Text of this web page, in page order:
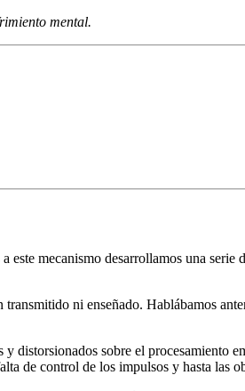
mental.
este mecanismo desarrollamos una serie
ni enseñado. Hablábamos
distorsionados sobre el procesamiento
de control de los impulsos y hasta las